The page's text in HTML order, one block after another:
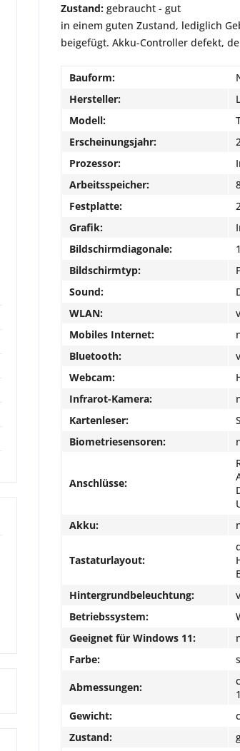
Zustand: gebraucht - gut
in einem guten Zustand, lediglich
beigefügt. Akku-Controller defekt,
Bauform:
Hersteller:
Modell:
Erscheinungsjahr:
Prozessor:
Arbeitsspeicher:
Festplatte:
Grafik:
Bildschirmdiagonale:
Bildschirmtyp:
Sound:
WLAN:
Mobiles Internet:
Bluetooth:
Webcam:
Infrarot-Kamera:
Kartenleser:
Biometriesensoren:
Anschlüsse:
Akku:
Tastaturlayout:
Hintergrundbeleuchtung:
Betriebssystem:
Geeignet für Windows 11:
Farbe:
Abmessungen:
Gewicht:
Zustand: